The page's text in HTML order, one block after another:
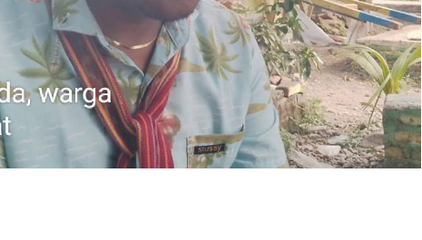
Ucapan
Selamat Atas
Pelatikan
Bupati Dan
Ucapan
Selamat Atas
Pelatikan
Bupati Dan
Wabup Alor
Ucapan
Selamat Atas
Pelatikan
Bupati Dan
Wabup Alor
Ucapan
Selamat Atas
Pelantikan
Bupati dan
Wakil Bupati
Alor